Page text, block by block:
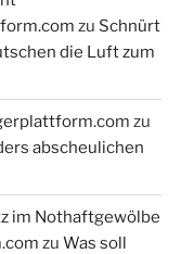
zu Schnürt
die Luft zum
zu
abscheulichen
im Nothaftgewölbe
zu Was soll